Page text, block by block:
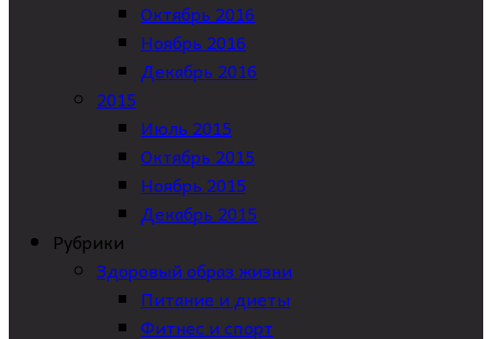
Октябрь 2016
Ноябрь 2016
Декабрь 2016
2015
Июль 2015
Октябрь 2015
Ноябрь 2015
Декабрь 2015
Рубрики
Здоровый образ жизни
Питание и диеты
Фитнес и спорт